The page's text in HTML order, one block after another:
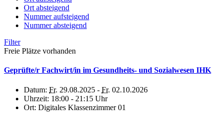
Ort absteigend
Nummer aufsteigend
Nummer absteigend
Filter
Freie Plätze vorhanden
Geprüfte/r Fachwirt/in im Gesundheits- und Sozialwesen IHK
Datum: Fr. 29.08.2025 - Fr. 02.10.2026
Uhrzeit: 18:00 - 21:15 Uhr
Ort: Digitales Klassenzimmer 01